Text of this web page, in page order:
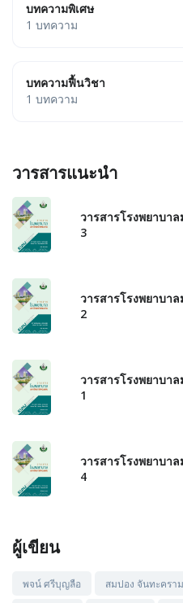
บทความพิเศษ
1 บทความ
บทความฟื้นวิชา
1 บทความ
วารสารแนะนำ
วารสารโรงพยาบา
3
วารสารโรงพยาบา
2
วารสารโรงพยาบา
1
วารสารโรงพยาบา
4
ผู้เขียน
พจน์ ศรีบุญลือ สมปอง จันทะคราม